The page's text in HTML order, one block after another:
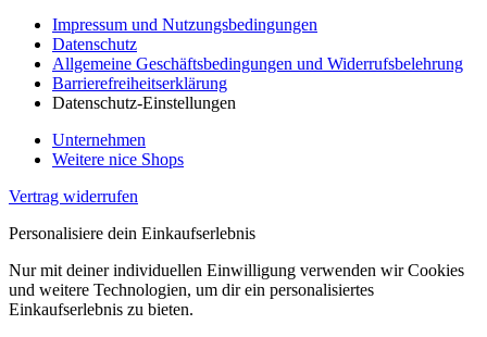
Impressum und Nutzungsbedingungen
Datenschutz
Allgemeine Geschäftsbedingungen und Widerrufsbelehrung
Barrierefreiheitserklärung
Datenschutz-Einstellungen
Unternehmen
Weitere nice Shops
Vertrag widerrufen
Personalisiere dein Einkaufserlebnis
Nur mit deiner individuellen Einwilligung verwenden wir Cookies
und weitere Technologien, um dir ein personalisiertes
Einkaufserlebnis zu bieten.